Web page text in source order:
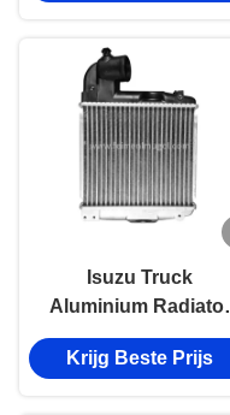
Isuzu Truck
Aluminium Radiator
8971372730 Voor
600P 4JB1T NPR
Krijg Beste Prijs